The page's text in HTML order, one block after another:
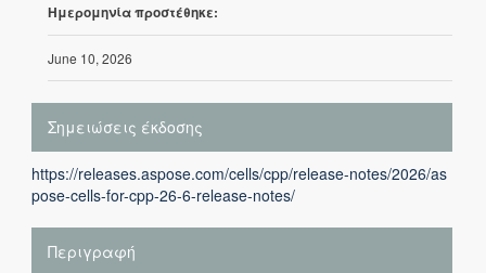
Ημερομηνία προστέθηκε:
June 10, 2026
Σημειώσεις έκδοσης
https://releases.aspose.com/cells/cpp/release-notes/2026/as
pose-cells-for-cpp-26-6-release-notes/
Περιγραφή